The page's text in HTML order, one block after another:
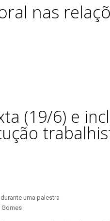
nas
(19/6) e
Gomes